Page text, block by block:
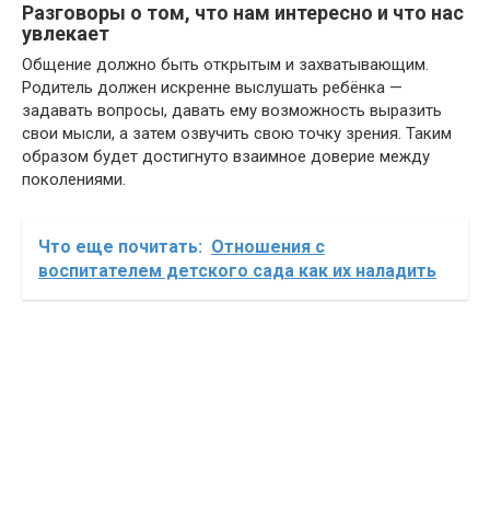
Разговоры о том, что нам интересно и что нас
увлекает
Общение должно быть открытым и захватывающим.
Родитель должен искренне выслушать ребёнка —
задавать вопросы, давать ему возможность выразить
свои мысли, а затем озвучить свою точку зрения. Таким
образом будет достигнуто взаимное доверие между
поколениями.
Что еще почитать: Отношения с
воспитателем детского сада как их наладить